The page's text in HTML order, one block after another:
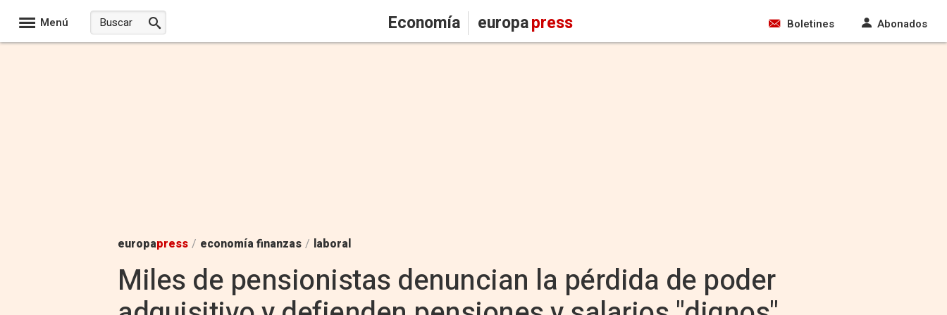
Menú Economía europapress Boletines Abonados
europapress / economía finanzas / laboral
Miles de pensionistas denuncian la pérdida de poder